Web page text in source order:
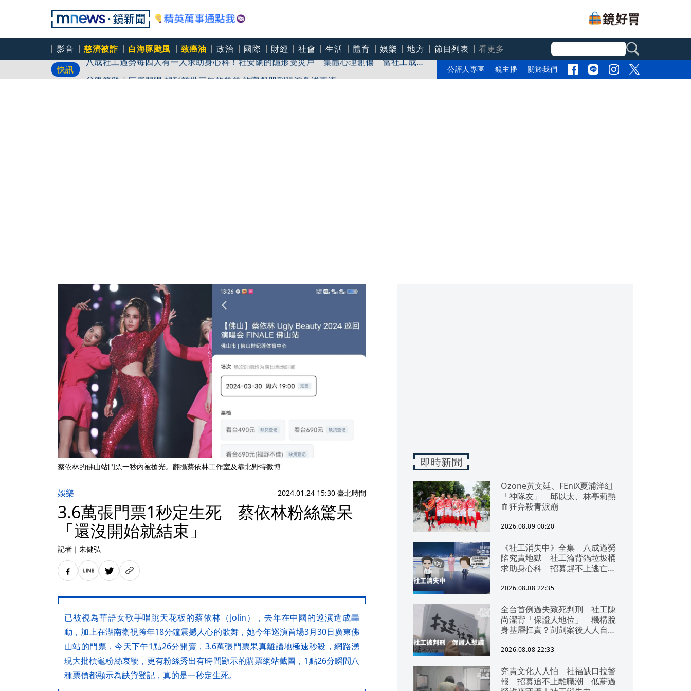
影音 慈濟被詐 白海豚颱風 致癌油 政治 國際 財經 社會 生活 體育 娛樂 地方 節目列表
看更多
快訊
八成社工過勞每四人有一人求助身心科！社安網的隱形受災戶 集體心理創傷 當社工成
「體制代罪羊」 防禦性社工不敢多做無奈趨勢？耗竭殆盡下的社安網危機｜社工消失中
父親節登小巨蛋開唱 想到離世三年的爸爸 許富凱哭到眼淚鼻涕直流
公評人專區 鏡主播 關於我們
蔡依林的佛山站門票一秒內被搶光。翻攝蔡依林工作室及靠北野特微博
娛樂 2024.01.24 15:30 臺北時間
3.6萬張門票1秒定生死 蔡依林粉絲驚呆
「還沒開始就結束」
記者 ｜ 朱健弘
已被視為華語女歌手唱跳天花板的蔡依林（Jolin），去年在中國的巡演造成轟
動，加上在湖南衛視跨年18分鐘震撼人心的歌舞，她今年巡演首場3月30日廣東佛
山站的門票，今天下午1點26分開賣，3.6萬張門票果真離譜地極速秒殺，網路湧
現大批槓龜粉絲哀號，更有粉絲秀出有時間顯示的購票網站截圖，1點26分瞬間八
種票價都顯示為缺貨登記，真的是一秒定生死。
即時新聞
Ozone黃文廷、FEniX夏浦洋組
「神隊友」 邱以太、林亭莉熱
血狂奔殺青淚崩
2026.08.09 00:20
《社工消失中》全集 八成過勞
陷究責地獄 社工淪背鍋垃圾桶
求助身心科 招募趕不上逃亡
回捐黑幕 血汗錢遭剝削
2026.08.08 22:35
全台首例過失致死判刑 社工陳
尚潔背「保證人地位」 機構脫
身基層扛責？剴剴案後人人自危
2026.08.08 22:33
究責文化人人怕 社福缺口拉警
報 招募追不上離職潮 低薪過